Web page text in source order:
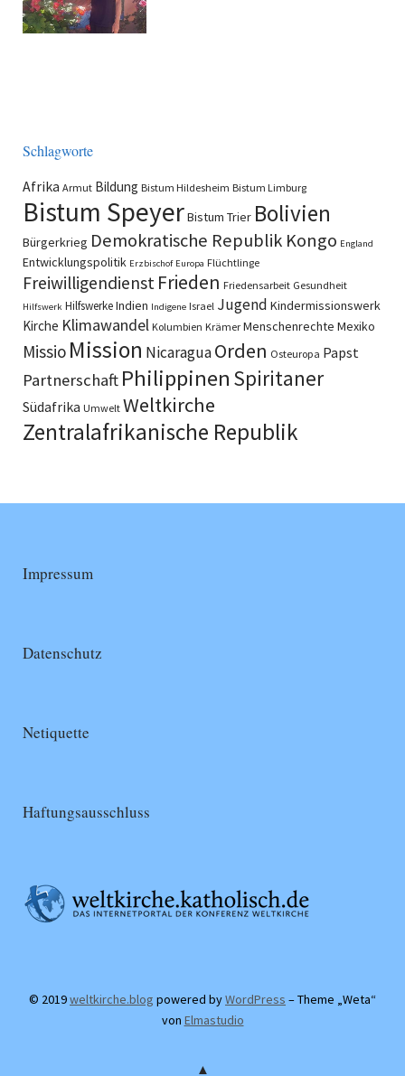
Schlagworte
Afrika Armut Bildung Bistum Hildesheim Bistum Limburg
Bistum SpeyerBistum Trier Bolivien
Bürgerkrieg Demokratische Republik Kongo England
Entwicklungspolitik Erzbischof Europa Flüchtlinge
Freiwilligendienst Frieden Friedensarbeit Gesundheit
Hilfswerk HilfswerkeIndien Indigene Israel Jugend Kindermissionswerk
Kirche Klimawandel Kolumbien Krämer Menschenrechte Mexiko
Missio Mission NicaraguaOrden Osteuropa Papst
Partnerschaft Philippinen Spiritaner
Südafrika Umwelt Weltkirche
Zentralafrikanische Republik
Impressum
Datenschutz
Netiquette
Haftungsausschluss
© 2019weltkirche.blog powered byWordPress – Theme „Weta“
von Elmastudio